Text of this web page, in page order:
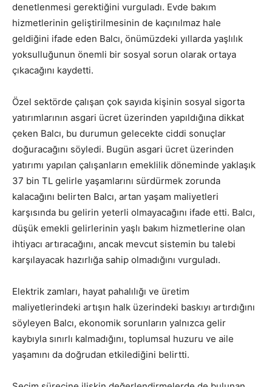
denetlenmesi gerektiğini vurguladı. Evde bakım
hizmetlerinin geliştirilmesinin de kaçınılmaz hale
geldiğini ifade eden Balcı, önümüzdeki yıllarda yaşlılık
yoksulluğunun önemli bir sosyal sorun olarak ortaya
çıkacağını kaydetti.
Özel sektörde çalışan çok sayıda kişinin sosyal sigorta
yatırımlarının asgari ücret üzerinden yapıldığına dikkat
çeken Balcı, bu durumun gelecekte ciddi sonuçlar
doğuracağını söyledi. Bugün asgari ücret üzerinden
yatırımı yapılan çalışanların emeklilik döneminde yaklaşık
37 bin TL gelirle yaşamlarını sürdürmek zorunda
kalacağını belirten Balcı, artan yaşam maliyetleri
karşısında bu gelirin yeterli olmayacağını ifade etti. Balcı,
düşük emekli gelirlerinin yaşlı bakım hizmetlerine olan
ihtiyacı artıracağını, ancak mevcut sistemin bu talebi
karşılayacak hazırlığa sahip olmadığını vurguladı.
Elektrik zamları, hayat pahalılığı ve üretim
maliyetlerindeki artışın halk üzerindeki baskıyı artırdığını
söyleyen Balcı, ekonomik sorunların yalnızca gelir
kaybıyla sınırlı kalmadığını, toplumsal huzuru ve aile
yaşamını da doğrudan etkilediğini belirtti.